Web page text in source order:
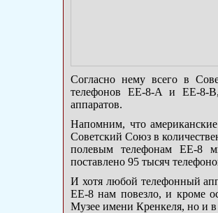
Согласно нему всего в
телефонов ЕЕ-8-А и ЕЕ-8-В,
аппаратов.
Напомним, что
Советский Союз в
полевым телефонам ЕЕ-8
поставлено 95 тысяч
И хотя любой телефонный
ЕЕ-8 нам повезло, и кроме
Музее имени Кренкеля, но и